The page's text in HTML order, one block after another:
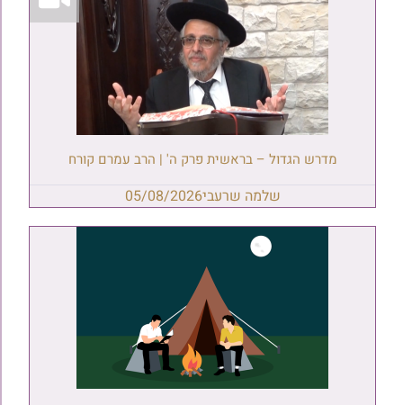
מדרש הגדול – בראשית פרק ה' | הרב עמרם קורח
שלמה שרעבי05/08/2026